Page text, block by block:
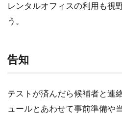
レンタルオフィスの利用も視
う。
告知
テストが済んだら候補者と連
ュールとあわせて事前準備や